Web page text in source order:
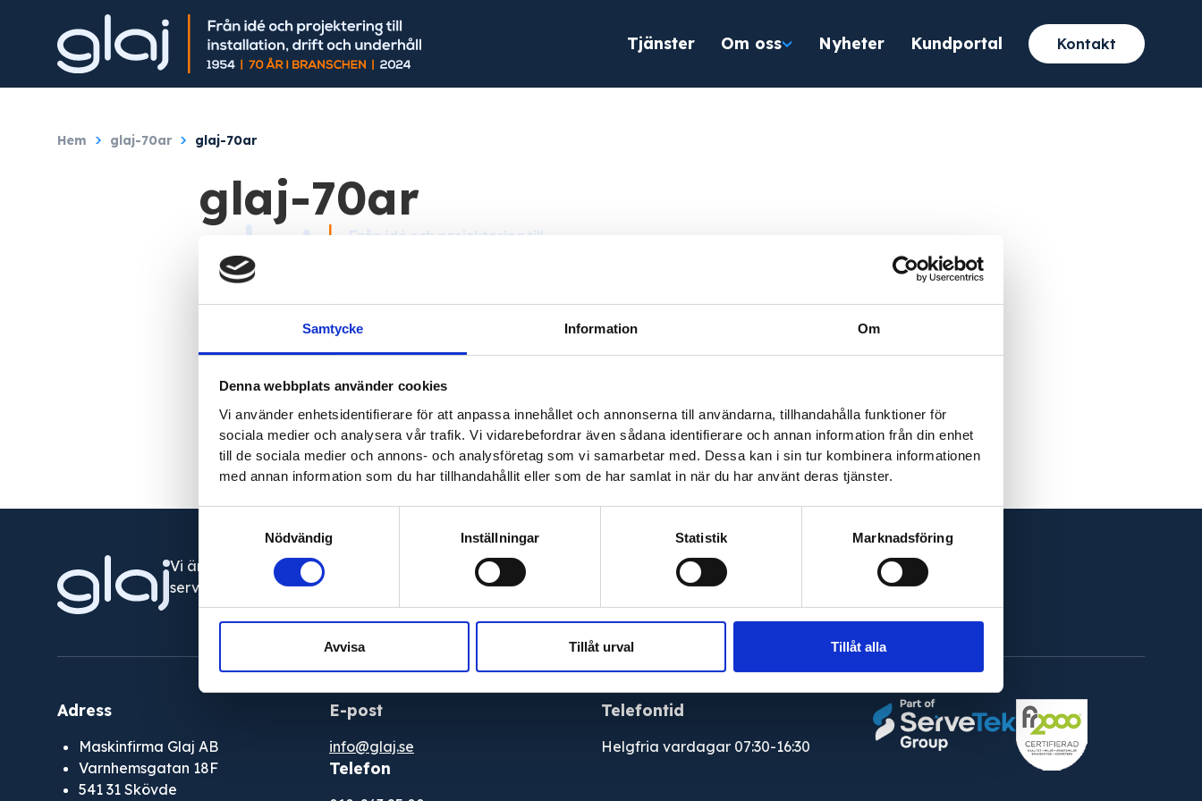
Samtycke Information Om
Denna webbplats använder cookies
Vi använder enhetsidentifierare för att anpassa innehållet och annonserna till användarna, tillhandahålla funktioner för
sociala medier och analysera vår trafik. Vi vidarebefordrar även sådana identifierare och annan information från din enhet
till de sociala medier och annons- och analysföretag som vi samarbetar med. Dessa kan i sin tur kombinera informationen
med annan information som du har tillhandahållit eller som de har samlat in när du har använt deras tjänster.
Nödvändig
Inställningar Statistik Marknadsföring
Avvisa Tillåt urval Tillåt alla
Tjänster Om oss Nyheter Kundportal Kontakt
Hem glaj-70ar glaj-70ar
glaj-70ar
Linn Engelmark
Vi är din fullservicepartner som levererar produkter till hela Sverige och utför
servicetjänster runt om i Västsverige.
Adress
Maskinfirma Glaj AB
Varnhemsgatan 18F
541 31 Skövde
E-post
info@glaj.se
Telefon
Telefontid
Helgfria vardagar 07:30-16:30